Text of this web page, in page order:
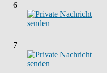
6
7